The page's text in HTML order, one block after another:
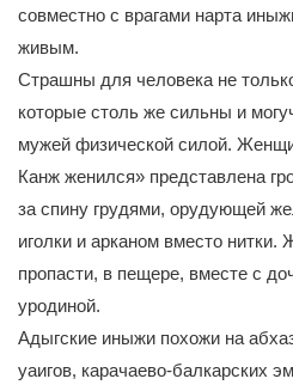
совместно с врагами нарта
живым.
Страшны для человека не
которые столь же сильны и
мужей физической силой.
Канж женился» представлена
за спину грудями, орудующей
иголки и арканом вместо
пропасти, в пещере, вместе с
уродиной.
Адыгские иныжи похожи на
уаигов, карачаево-балкарских